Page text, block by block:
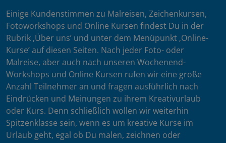
Einige Kundenstimmen zu Malreisen, Zeichenkursen,
Fotoworkshops und Online Kursen findest Du in der
Rubrik ‚Über uns’ und unter dem Menüpunkt ‚Online-
Kurse’ auf diesen Seiten. Nach jeder Foto- oder
Malreise, aber auch nach unseren Wochenend-
Workshops und Online Kursen rufen wir eine große
Anzahl Teilnehmer an und fragen ausführlich nach
Eindrücken und Meinungen zu ihrem Kreativurlaub
oder Kurs. Denn schließlich wollen wir weiterhin
Spitzenklasse sein, wenn es um kreative Kurse im
Urlaub geht, egal ob Du malen, zeichnen oder